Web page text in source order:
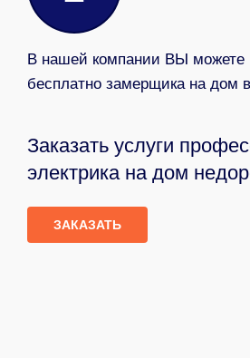
В нашей компании ВЫ можете
бесплатно замерщика на дом
Заказать услуги
электрика на дом
ЗАКАЗАТЬ